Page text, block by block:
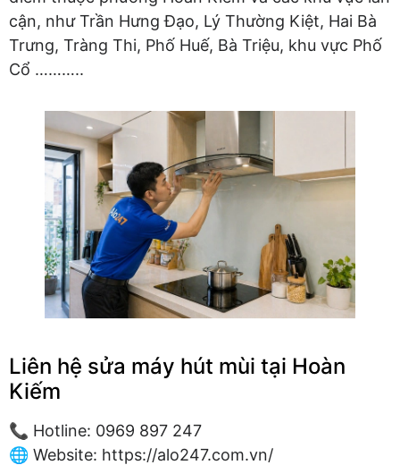
cận, như Trần Hưng Đạo, Lý Thường Kiệt, Hai Bà
Trưng, Tràng Thi, Phố Huế, Bà Triệu, khu vực Phố
Cổ ………..
Liên hệ sửa máy hút mùi tại Hoàn
Kiếm
📞 Hotline: 0969 897 247
🌐 Website: https://alo247.com.vn/